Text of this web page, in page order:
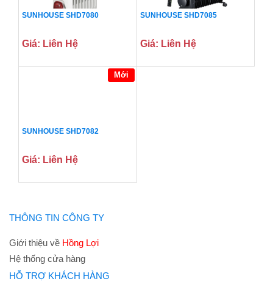
SUNHOUSE SHD7080
Giá: Liên Hệ
SUNHOUSE SHD7085
Giá: Liên Hệ
Mới
SUNHOUSE SHD7082
Giá: Liên Hệ
THÔNG TIN CÔNG TY
Giới thiệu về Hồng Lợi
Hệ thống cửa hàng
HỖ TRỢ KHÁCH HÀNG